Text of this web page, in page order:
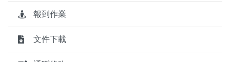
報到作業
文件下載